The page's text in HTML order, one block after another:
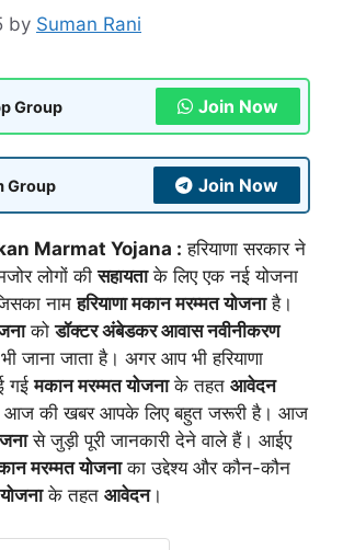
by Suman Rani
Group Join Now
Group Join Now
Marmat Yojana : हरियाणा सरकार ने
लोगों कीसहायताके लिए एक नई योजना
नामहरियाणा मकान मरम्मत योजनाहै।
कोडॉक्टर अंबेडकर आवास नवीनीकरण
जाना जाता है। अगर आप भी हरियाणा
गईमकान मरम्मत योजनाके तहत आवेदन
आज की खबर आपके लिए बहुत जरूरी है। आज
से जुड़ी पूरी जानकारी देने वाले हैं। आईए
मरम्मत योजनाका उद्देश्य और कौन-कौन
योजनाके तहत आवेदन।